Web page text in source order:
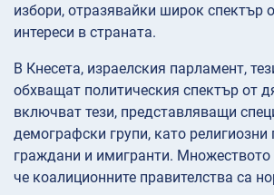
избори, отразявайки широк спектър
интереси в страната.
В Кнесета, израелския парламент,
обхващат политическия спектър от
включват тези, представляващи
демографски групи, като религиозни
граждани и имигранти. Множеството
че коалиционните правителства са